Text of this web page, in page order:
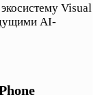
Visual
AI-